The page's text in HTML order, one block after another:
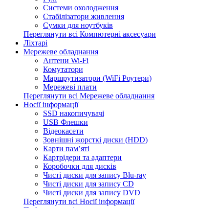
Системи охолодження
Стабілізатори живлення
Сумки для ноутбуків
Переглянути всі Компютерні аксесуари
Ліхтарі
Мережеве обладнання
Антени Wi-Fi
Комутатори
Маршрутизатори (WiFi Роутери)
Мережеві плати
Переглянути всі Мережеве обладнання
Носії інформації
SSD накопичувачі
USB Флешки
Відеокасети
Зовнішні жорсткі диски (HDD)
Карти пам’яті
Картрідери та адаптери
Коробочки для дисків
Чисті диски для запису Blu-ray
Чисті диски для запису CD
Чисті диски для запису DVD
Переглянути всі Носії інформації